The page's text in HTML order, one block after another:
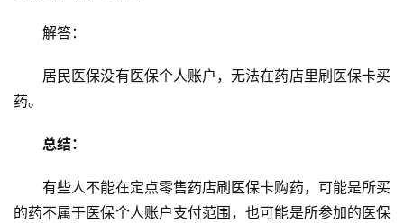
解答：
居民医保没有医保个人账户，无法在药店里刷医保卡买
药。
总结：
有些人不能在定点零售药店刷医保卡购药，可能是所买
的药不属于医保个人账户支付范围，也可能是所参加的医保